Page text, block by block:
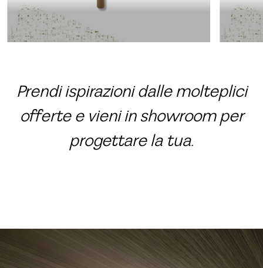
Prendi ispirazioni dalle molteplici
offerte e vieni in showroom per
progettare la tua.